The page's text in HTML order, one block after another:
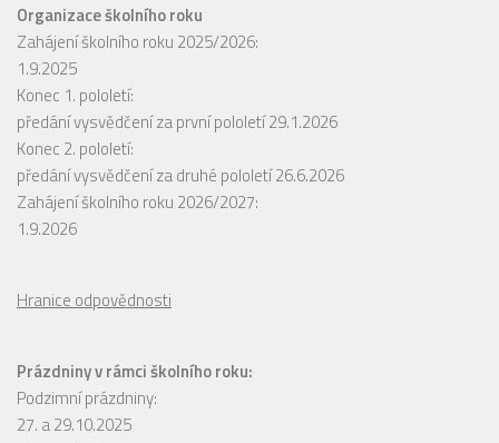
Organizace školního roku
Zahájení školního roku 2025/2026:
1.9.2025
Konec 1. pololetí:
předání vysvědčení za první pololetí 29.1.2026
Konec 2. pololetí:
předání vysvědčení za druhé pololetí 26.6.2026
Zahájení školního roku 2026/2027:
1.9.2026
Hranice odpovědnosti
Prázdniny v rámci školního roku:
Podzimní prázdniny:
27. a 29.10.2025